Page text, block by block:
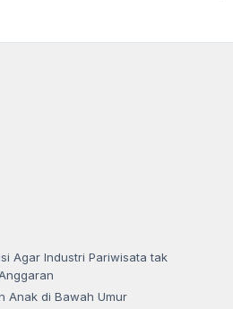
Agar Industri Pariwisata tak
Anak di Bawah Umur